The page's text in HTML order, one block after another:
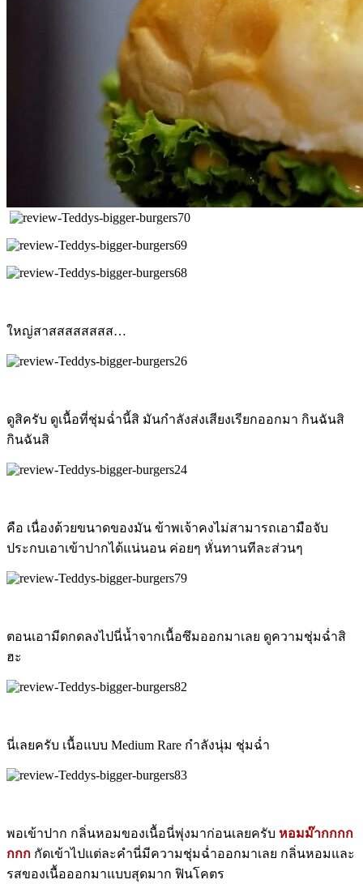
ใหญ่สาสสสสสสสส…
ดูสิครับ ดูเนื้อที่ชุ่มฉ่ำนี้สิ มันกำลังส่งเสียงเรียกออกมา กินฉันสิ
กินฉันสิ
คือ เนื่องด้วยขนาดของมัน ข้าพเจ้าคงไม่สามารถเอามือจับ
ประกบเอาเข้าปากได้แน่นอน ค่อยๆ หั่นทานทีละส่วนๆ
ตอนเอามีดกดลงไปนี่น้ำจากเนื้อซึมออกมาเลย ดูความชุ่มฉ่ำสิ
ฮะ
นี่เลยครับ เนื้อแบบ Medium Rare กำลังนุ่ม ชุ่มฉ่ำ
พอเข้าปาก กลิ่นหอมของเนื้อนี่พุ่งมาก่อนเลยครับ หอมม๊ากกกก
กกก กัดเข้าไปแต่ละคำนี่มีความชุ่มฉ่ำออกมาเลย กลิ่นหอมและ
รสของเนื้อออกมาแบบสุดมาก ฟินโคตร